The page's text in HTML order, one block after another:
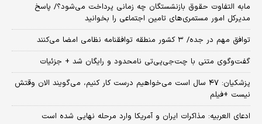
مابه التفاوت حقوق بازنشستگان چه زمانی پرداخت می‌شود؟/ پاسخ
مدیرکل امور مستمری‌های تامین اجتماعی را بخوانید
توافق مهم در جده/ ۳ کشور منطقه توافقنامه نظامی امضا می‌کنند
گفت‌وگوی متنی با چت‌جی‌پی‌تی نامحدود و رایگان شد + جزئیات
پزشکیان: ۴۷ سال است می‌خواهیم درست کار کنیم، می‌گویند الان وقتش
نیست +فیلم
ادعای العربیه: مذاکرات ایران و آمریکا وارد مرحله نهایی شده است